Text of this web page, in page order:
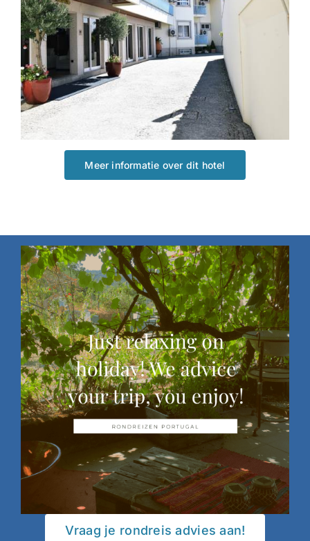
Meer informatie over dit hotel
Vraag je rondreis advies aan!